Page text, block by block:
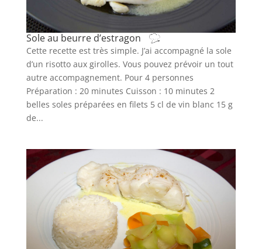
Sole au beurre d’estragon
Cette recette est très simple. J’ai accompagné la sole
d’un risotto aux girolles. Vous pouvez prévoir un tout
autre accompagnement. Pour 4 personnes
Préparation : 20 minutes Cuisson : 10 minutes 2
belles soles préparées en filets 5 cl de vin blanc 15 g
de...